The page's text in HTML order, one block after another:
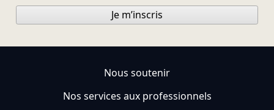
Je m’inscris
Nous soutenir
Nos services aux professionnels